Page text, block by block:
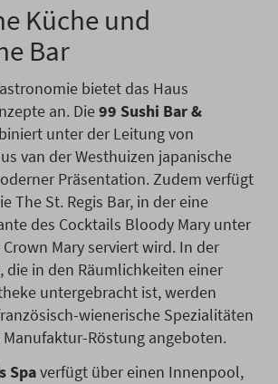
Küche und
Bar
bietet das Haus
an. Die99 Sushi Bar &
unter der Leitung von
van der Westhuizen japanische
Präsentation. Zudem verfügt
The St. Regis Bar, in der eine
des Cocktails Bloody Mary unter
Mary serviert wird. In der
die in den Räumlichkeiten einer
untergebracht ist, werden
wienerische Spezialitäten
Manufaktur-Röstung angeboten.
Spaverfügt über einen Innenpool,